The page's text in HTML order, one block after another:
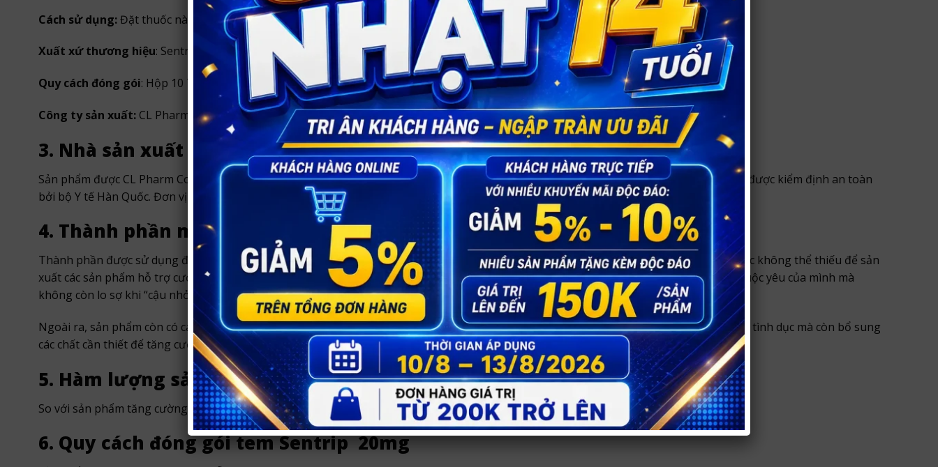
Cách sử dụng:Đặt thuốc này dưới lưỡi và để thuốc hòa tan trong miệng mà không cần nước: 30 phút trước hoạt động tình dục.
Xuất xứ thương hiệu: Sentrip – Hàn Quốc
Quy cách đóng gói: Hộp 10 Tem
Công ty sản xuất:CL Pharm Co., Ltd,
3. Nhà sản xuất
Sản phẩm được CL Pharm Co., Ltd, sản xuất là một trong những công ty hàng đầu chuyên về dòng thực phẩm chức năng của nam và đã được kiểm định an toàn
bởi bộ Y tế Hàn Quốc. Đơn vị là công ty dược chuyên sản xuất các thực phẩm chức năng hỗ trợ sinh lý hiệu quả cho nam giới.
4. Thành phần miếng ngậm Sentrip 20 mg
Thành phần được sử dụng để bào chế nên tem ngậm Sentrip là Ta-đa-la-fil, hàm lượng là 20mg. Hoạt chất này được biết đến là hóa dược không thể thiếu để sản
xuất các sản phẩm hỗ trợ cương dương, xuất tinh sớm,… Mang lại hiệu quả nhanh chóng, đặc biệt là giúp các anh hoàn toàn “làm chủ” cuộc yêu của mình mà
không còn lo sợ khi “cậu nhỏ” không “nghe lời”.
Ngoài ra, sản phẩm còn có các tá dược khác như: Nhung hươu, đông trùng, linh chi,… Những thành phần này không chỉ hỗ trợ sức khỏe tình dục mà còn bổ sung
các chất cần thiết để tăng cường sức khỏe.
5. Hàm lượng sản phẩm
So với sản phẩm tăng cường sinh lý khác khác thì hàm lượng lên tới 100mg, tuy nhiên đối với tem Sentrip thì liều lượng chính là 20mg.
6. Quy cách đóng gói tem Sentrip 20mg